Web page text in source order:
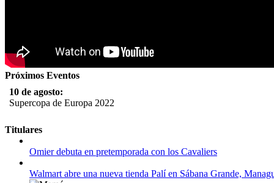
Próximos Eventos
10 de agosto:
Supercopa de Europa 2022
11 al 21 de agosto:
Campeonato Europeo de Natación 2022
12 de agosto:
Empieza La Liga 2022-2023
Titulares
Omier debuta en pretemporada con los Cavaliers
Walmart abre una nueva tienda Palí en Sábana Grande,